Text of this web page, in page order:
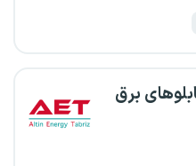
برق